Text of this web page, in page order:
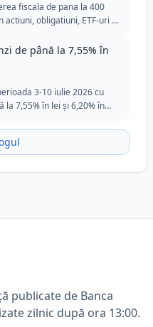
fiscala de pana la 400
actiuni, obligatiuni, ETF-uri si
de până la 7,55% în
3-10 iulie 2026 cu
la 7,55% în lei și 6,20% în
o opțiune atractivă
flexibilitate și
publicate de Banca
zilnic după ora 13:00.